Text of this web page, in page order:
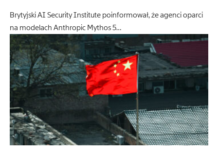
Brytyjski AI Security Institute poinformował, że agenci oparci
na modelach Anthropic Mythos 5…